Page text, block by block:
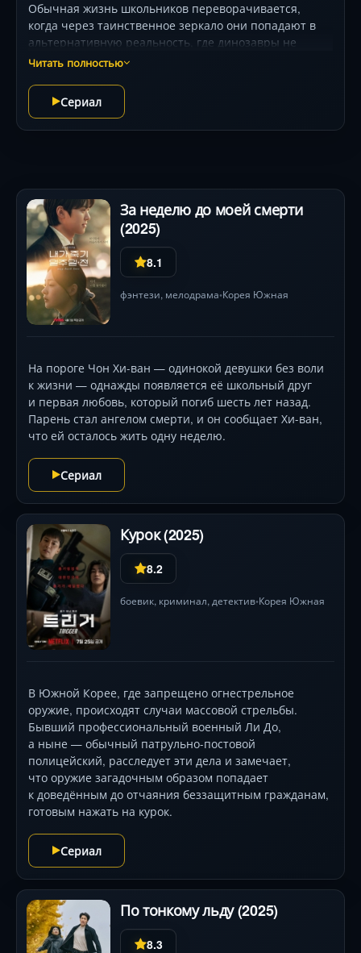
Обычная жизнь школьников переворачивается,
когда через таинственное зеркало они попадают в
альтернативную реальность, где динозавры не
вымерли! Под руководством гениального учёного
механизмы, способные превращаться в динозавров.
Их миссия — охранять доисторических гигантов от
безумного Бекса Хантера, жаждущего использовать
смекалки, где каждый рейд таит неожиданные
повороты!
Читать полностью
Сериал
За неделю до моей смерти
(2025)
8.1
фэнтези, мелодрама•Корея Южная
На пороге Чон Хи-ван — одинокой девушки без воли
к жизни — однажды появляется её школьный друг
и первая любовь, который погиб шесть лет назад.
Парень стал ангелом смерти, и он сообщает Хи-ван,
что ей осталось жить одну неделю.
Сериал
Курок (2025)
8.2
боевик, криминал, детектив•Корея Южная
В Южной Корее, где запрещено огнестрельное
оружие, происходят случаи массовой стрельбы.
Бывший профессиональный военный Ли До,
а ныне — обычный патрульно-постовой
полицейский, расследует эти дела и замечает,
что оружие загадочным образом попадает
к доведённым до отчаяния беззащитным гражданам,
готовым нажать на курок.
Сериал
По тонкому льду (2025)
8.3